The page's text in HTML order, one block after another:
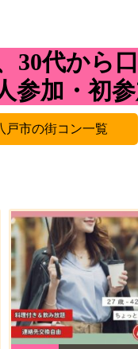
30代から
参加・初
戸市の街コン一覧